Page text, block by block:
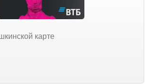
карте